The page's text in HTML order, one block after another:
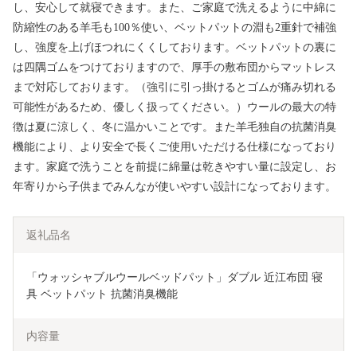
し、安心して就寝できます。また、ご家庭で洗えるように中綿に
防縮性のある羊毛も100％使い、ベットパットの淵も2重針で補強
し、強度を上げほつれにくくしております。ベットパットの裏に
は四隅ゴムをつけておりますので、厚手の敷布団からマットレス
まで対応しております。（強引に引っ掛けるとゴムが痛み切れる
可能性があるため、優しく扱ってください。）ウールの最大の特
徴は夏に涼しく、冬に温かいことです。また羊毛独自の抗菌消臭
機能により、より安全で長くご使用いただける仕様になっており
ます。家庭で洗うことを前提に綿量は乾きやすい量に設定し、お
年寄りから子供までみんなが使いやすい設計になっております。
返礼品名
「ウォッシャブルウールベッドパット」ダブル 近江布団 寝
具 ベットパット 抗菌消臭機能
内容量